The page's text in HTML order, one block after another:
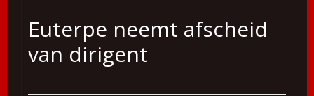
Euterpe neemt afscheid
van dirigent